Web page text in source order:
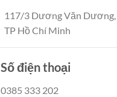
117/3 Dương Văn Dương,
TP Hồ Chí Minh
Số điện thoại
0385 333 202